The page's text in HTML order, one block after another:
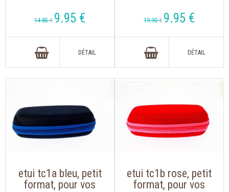
14.85 € 9.95 € 19.90 € 9.95 €
etui tc1a bleu, petit
format, pour vos
etui tc1b rose, petit
format, pour vos